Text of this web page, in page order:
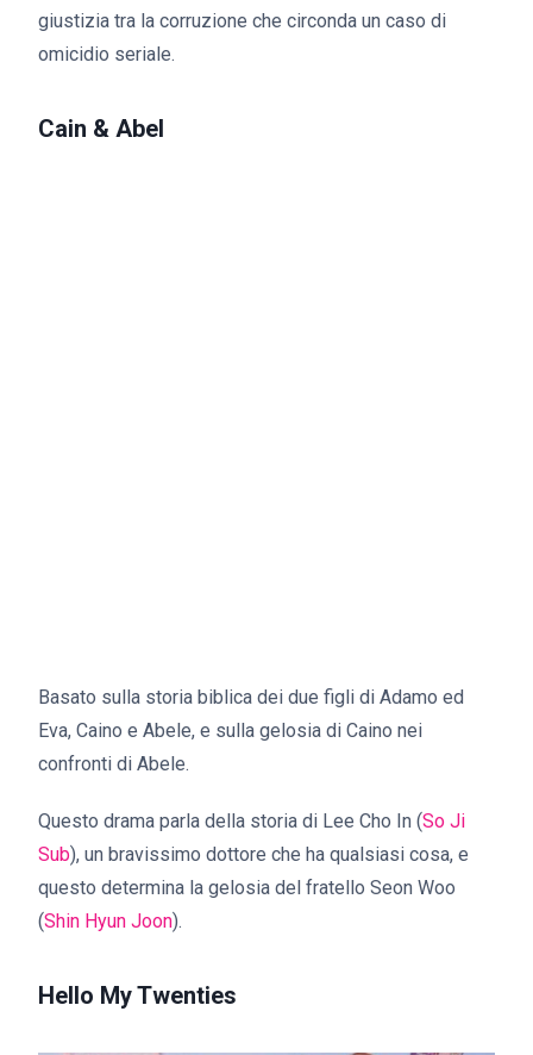
giustizia tra la corruzione che circonda un caso di
omicidio seriale.
Cain & Abel
Basato sulla storia biblica dei due figli di Adamo ed
Eva, Caino e Abele, e sulla gelosia di Caino nei
confronti di Abele.
Questo drama parla della storia di Lee Cho In (So Ji
Sub), un bravissimo dottore che ha qualsiasi cosa, e
questo determina la gelosia del fratello Seon Woo
(Shin Hyun Joon).
Hello My Twenties